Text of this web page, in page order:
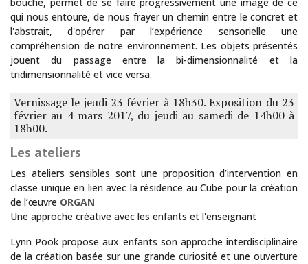
qui nous entoure, de nous frayer un chemin entre le concret et
l'abstrait, d'opérer par l’expérience sensorielle une
compréhension de notre environnement. Les objets présentés
jouent du passage entre la bi-dimensionnalité et la
tridimensionnalité et vice versa.
Vernissage le jeudi 23 février à 18h30. Exposition du 23
février au 4 mars 2017, du jeudi au samedi de 14h00 à
18h00.
Les ateliers
Les ateliers sensibles sont une proposition d’intervention en
classe unique en lien avec la résidence au Cube pour la création
de l’œuvre ORGAN
Une approche créative avec les enfants et l'enseignant
Lynn Pook propose aux enfants son approche interdisciplinaire
de la création basée sur une grande curiosité et une ouverture